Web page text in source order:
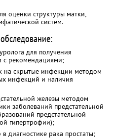
оценки структуры матки,
систем.
для получения
с рекомендациями;
на скрытые инфекции методом
инфекций и наличия
железы методом
заболеваний предстательной
предстательной
гипертрофии);
диагностике рака простаты;